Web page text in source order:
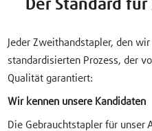
Der Standard
Jeder Zweithandstapler, den
standardisierten Prozess, der
Qualität garantiert:
Wir kennen unsere Kandidaten
Die Gebrauchtstapler für unser